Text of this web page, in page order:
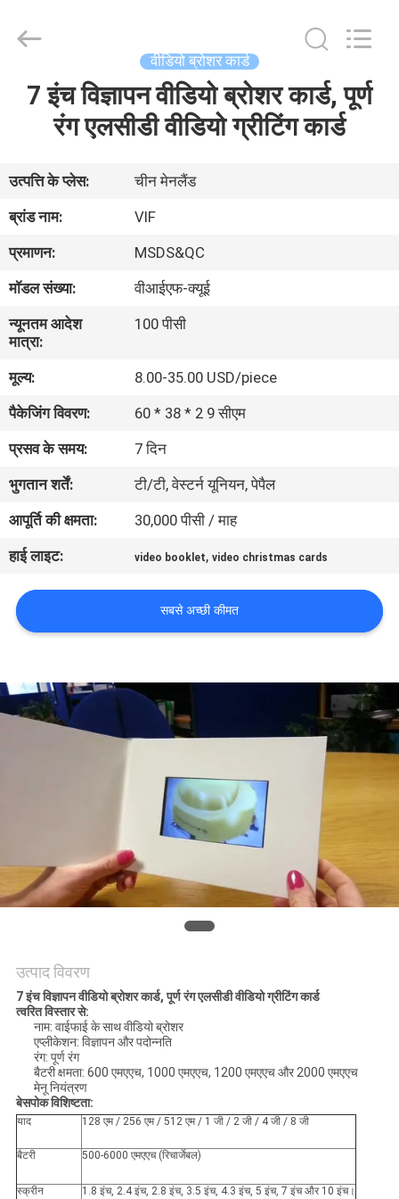
हमारे
बारे
कारखाना
गुणवत्ता
नियंत्रण
संपर्क
करें
एक
उद्धरण
अनुरोध
करें
POLICY
Reserved.
वीडियो ब्रोशर कार्ड
7 इंच विज्ञापन वीडियो ब्रोशर कार्ड, पूर्ण
रंग एलसीडी वीडियो ग्रीटिंग कार्ड
उत्पत्ति के प्लेस:
चीन मेनलैंड
ब्रांड नाम:
VIF
प्रमाणन:
MSDS&QC
मॉडल संख्या:
वीआईएफ-क्यूई
न्यूनतम आदेश
मात्रा:
100 पीसी
मूल्य:
8.00-35.00 USD/piece
पैकेजिंग विवरण:
60 * 38 * 2 9 सीएम
प्रसव के समय:
7 दिन
भुगतान शर्तें:
टी/टी, वेस्टर्न यूनियन, पेपैल
आपूर्ति की क्षमता:
30,000 पीसी / माह
हाई लाइट:
video booklet,video christmas cards
सबसे अच्छी कीमत
उत्पाद विवरण
7 इंच विज्ञापन वीडियो ब्रोशर कार्ड, पूर्ण रंग एलसीडी वीडियो ग्रीटिंग कार्ड
त्वरित विस्तार से:
नाम: वाईफाई के साथ वीडियो ब्रोशर
एप्लीकेशन: विज्ञापन और पदोन्नति
रंग: पूर्ण रंग
बैटरी क्षमता: 600 एमएएच, 1000 एमएएच, 1200 एमएएच और 2000 एमएएच
मेनू नियंत्रण
बेसपोक विशिष्टता:
याद 128 एम / 256 एम / 512 एम / 1 जी / 2 जी / 4 जी / 8 जी
बैटरी 500-6000 एमएएच (रिचार्जेबल)
स्क्रीन 1.8 इंच, 2.4 इंच, 2.8 इंच, 3.5 इंच, 4.3 इंच, 5 इंच, 7 इंच और 10 इंच।